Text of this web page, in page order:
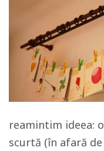
reamintim ideea:
scurtă (în afară